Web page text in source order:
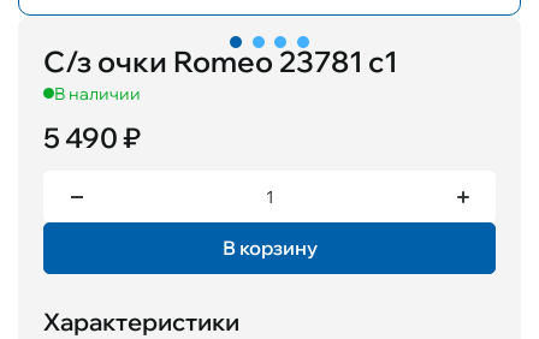
С/з очки Romeo 23781 с1
В наличии
5 490 ₽
В корзину
Характеристики